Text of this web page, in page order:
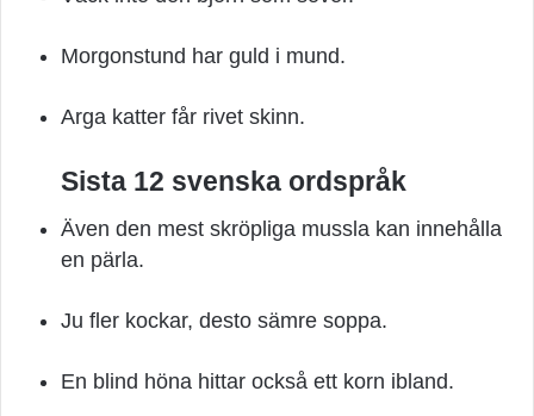
Morgonstund har guld i mund.
Arga katter får rivet skinn.
Sista 12 svenska ordspråk
Även den mest skröpliga mussla kan innehålla
en pärla.
Ju fler kockar, desto sämre soppa.
En blind höna hittar också ett korn ibland.